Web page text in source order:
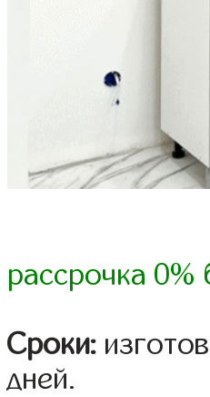
рассрочка 0%
Сроки:
дней.